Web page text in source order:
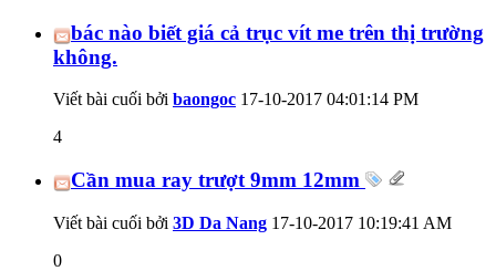
bác nào biết giá cả trục vít me trên thị trường
không.
Viết bài cuối bởi baongoc 17-10-2017 04:01:14 PM
4
Cần mua ray trượt 9mm 12mm
Viết bài cuối bởi 3D Da Nang 17-10-2017 10:19:41 AM
0